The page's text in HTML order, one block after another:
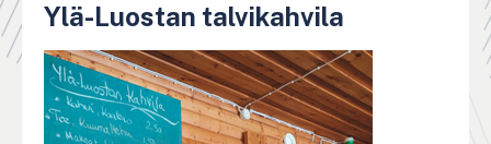
Ylä-Luostan talvikahvila